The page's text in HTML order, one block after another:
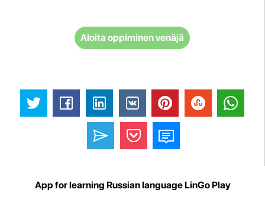
Aloita oppiminen venäjä
App for learning Russian language LinGo Play